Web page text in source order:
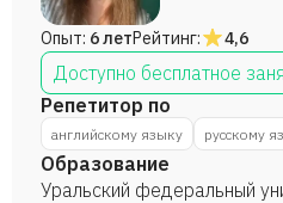
Опыт: 6 летРейтинг: 4,6
Доступно бесплатное
Репетитор по
английскому языку русскому
Образование
Уральский федеральный